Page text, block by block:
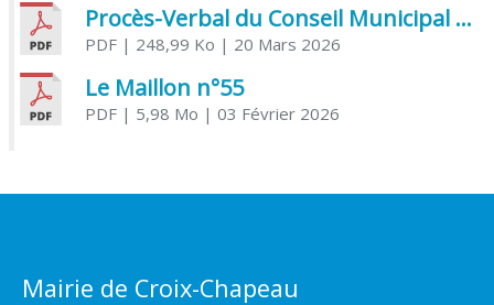
Procès-Verbal du Conseil Municipal du 20 mars 2026
PDF| 248,99 Ko | 20 Mars 2026
Le Maillon n°55
PDF| 5,98 Mo | 03 Février 2026
Mairie de Croix-Chapeau